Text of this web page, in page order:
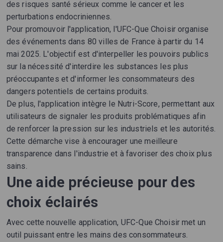
des risques santé sérieux comme le cancer et les
perturbations endocriniennes.
Pour promouvoir l'application, l'UFC-Que Choisir organise
des événements dans 80 villes de France à partir du 14
mai 2025. L'objectif est d'interpeller les pouvoirs publics
sur la nécessité d'interdire les substances les plus
préoccupantes et d'informer les consommateurs des
dangers potentiels de certains produits.
De plus, l'application intègre le Nutri-Score, permettant aux
utilisateurs de signaler les produits problématiques afin
de renforcer la pression sur les industriels et les autorités.
Cette démarche vise à encourager une meilleure
transparence dans l'industrie et à favoriser des choix plus
sains.
Une aide précieuse pour des
choix éclairés
Avec cette nouvelle application, UFC-Que Choisir met un
outil puissant entre les mains des consommateurs.